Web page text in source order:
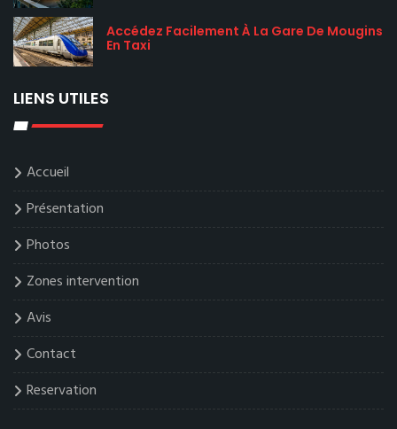
Accédez Facilement À La Gare De Mougins
En Taxi
LIENS UTILES
Accueil
Présentation
Photos
Zones intervention
Avis
Contact
Reservation